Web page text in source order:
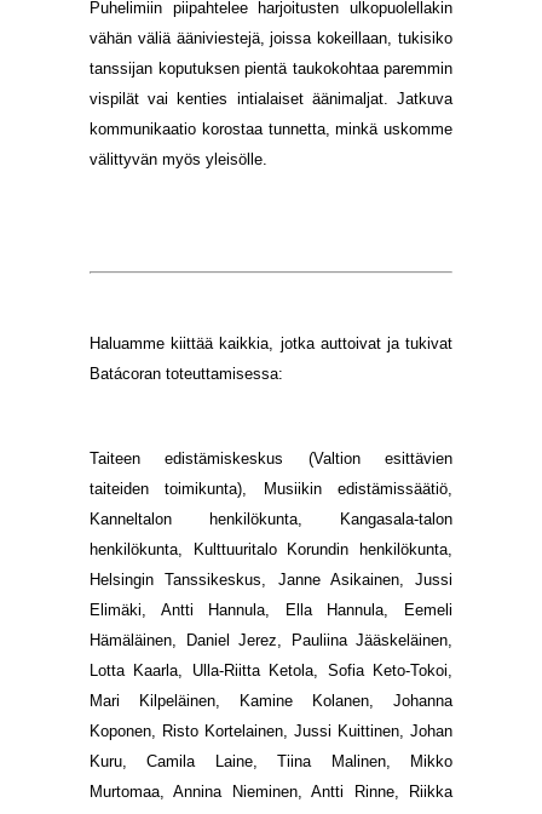
Puhelimiin piipahtelee harjoitusten ulkopuolellakin
vähän väliä ääniviestejä, joissa kokeillaan, tukisiko
tanssijan koputuksen pientä taukokohtaa paremmin
vispilät vai kenties intialaiset äänimaljat. Jatkuva
kommunikaatio korostaa tunnetta, minkä uskomme
välittyvän myös yleisölle.
Haluamme kiittää kaikkia, jotka auttoivat ja tukivat
Batácoran toteuttamisessa:
Taiteen edistämiskeskus (Valtion esittävien
taiteiden toimikunta), Musiikin edistämissäätiö,
Kanneltalon henkilökunta, Kangasala-talon
henkilökunta, Kulttuuritalo Korundin henkilökunta,
Helsingin Tanssikeskus, Janne Asikainen, Jussi
Elimäki, Antti Hannula, Ella Hannula, Eemeli
Hämäläinen, Daniel Jerez, Pauliina Jääskeläinen,
Lotta Kaarla, Ulla-Riitta Ketola, Sofia Keto-Tokoi,
Mari Kilpeläinen, Kamine Kolanen, Johanna
Koponen, Risto Kortelainen, Jussi Kuittinen, Johan
Kuru, Camila Laine, Tiina Malinen, Mikko
Murtomaa, Annina Nieminen, Antti Rinne, Riikka